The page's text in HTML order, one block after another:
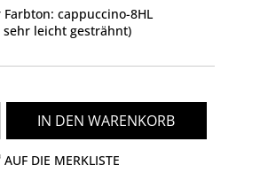
cappuccino-8HL
leicht gesträhnt)
IN DEN WARENKORB
AUF DIE MERKLISTE